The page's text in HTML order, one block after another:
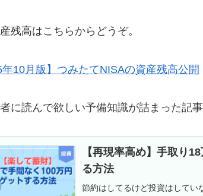
残高はこちらからどうぞ。
年10月版】つみたてNISAの資産残高公開
に読んで欲しい予備知識が詰まった記事
【再現率高め】手取り
る方法
節約はしてるけど投資はしてい